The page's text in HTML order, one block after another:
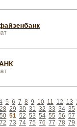
5 6 7 8 9 10 11 12 13
28 29 30 31 32 33 34 35
50 51 52 53 54 55 56 57
72 73 74 75 76 77 78 79